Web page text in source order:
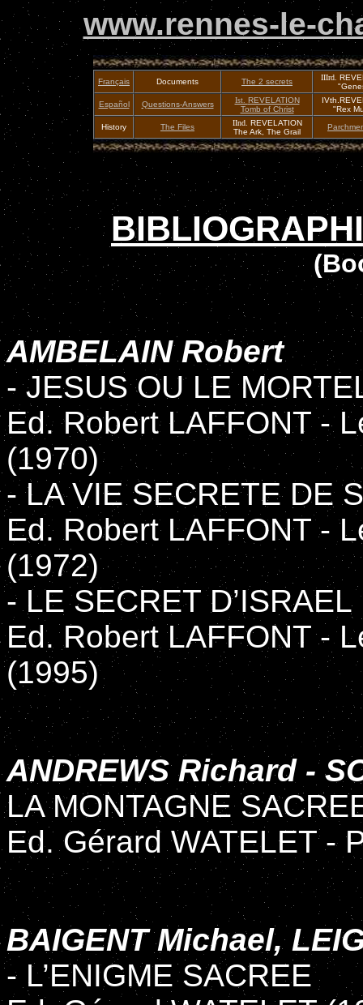
www.rennes-le-
Français Documents The 2 secrets IIIrd.
Español
Questions-Answers Ist. REVELATION
Tomb of Christ
"Rex
History
The Files IInd. REVELATION
The Ark, The Grail
AMBELAIN Robert
- JESUS OU LE
Ed. Robert LAFFONT -
(1970)
- LA VIE SECRETE DE
Ed. Robert LAFFONT -
(1972)
- LE SECRET D’ISRAEL
Ed. Robert LAFFONT -
(1995)
ANDREWS Richard -
LA MONTAGNE
Ed. Gérard WATELET -
BAIGENT Michael,
- L’ENIGME SACREE